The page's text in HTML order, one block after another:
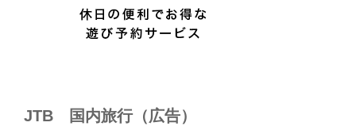
JTB 国内旅行（広告）